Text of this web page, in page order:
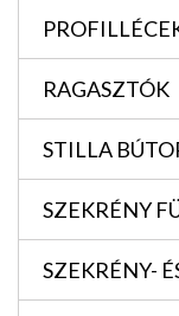
RAGASZTÓK
STILLA
SZEKRÉNY
SZEKRÉNY-